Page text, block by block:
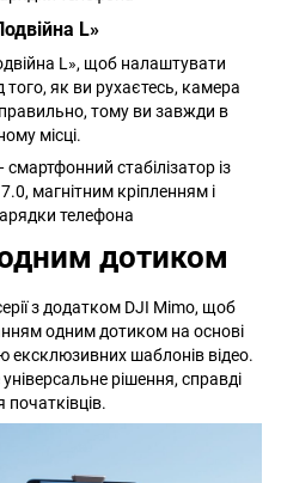
L»
L», щоб налаштувати
як ви рухаєтесь, камера
тому ви завжди в
місці.
дотиком
з додатком DJI Mimo, щоб
одним дотиком на основі
ексклюзивних шаблонів відео.
рішення, справді
початківців.